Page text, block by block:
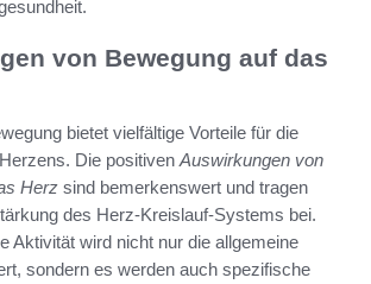
von Bewegung auf das
bietet vielfältige Vorteile für die
Die positiven Auswirkungen von
Herz sind bemerkenswert und tragen
des Herz-Kreislauf-Systems bei.
Aktivität wird nicht nur die allgemeine
sondern es werden auch spezifische